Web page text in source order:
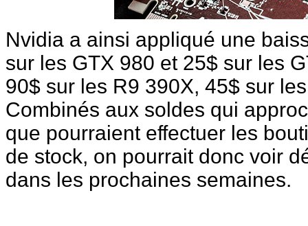
Nvidia a ainsi appliqué une
sur les GTX 980 et 25$ sur les
90$ sur les R9 390X, 45$ sur
Combinés aux soldes qui
que pourraient effectuer les
de stock, on pourrait donc voir
dans les prochaines semaines.